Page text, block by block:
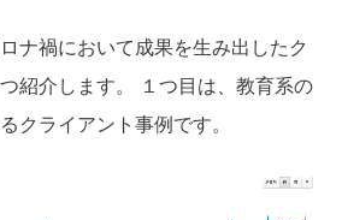
ナ禍において成果を生み出したク
紹介します。 １つ目は、教育系の
クライアント事例です。